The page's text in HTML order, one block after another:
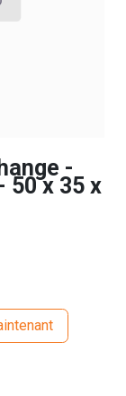
-
50 x 35 x